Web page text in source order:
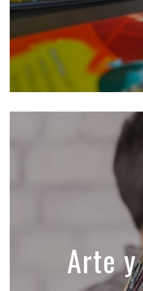
Arte y